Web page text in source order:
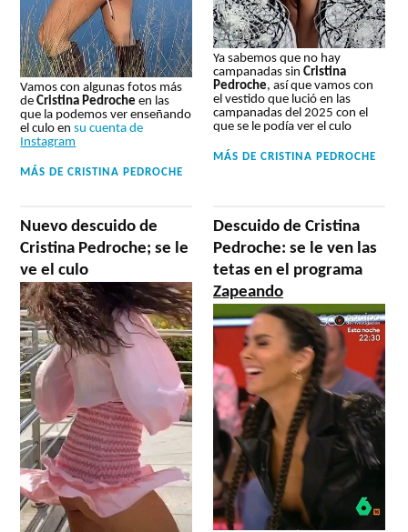
Vamos con algunas fotos más
deCristina Pedroche en las
que la podemos ver enseñando
el culo ensu cuenta de
Instagram
MÁS DECRISTINA PEDROCHE
Ya sabemos que no hay
campanadas sinCristina
Pedroche, así que vamos con
el vestido que lució en las
campanadas del 2025 con el
que se le podía ver el culo
MÁS DECRISTINA PEDROCHE
Nuevo descuido de
Cristina Pedroche; se le
ve el culo
Descuido de Cristina
Pedroche: se le ven las
tetas en el programa
Zapeando